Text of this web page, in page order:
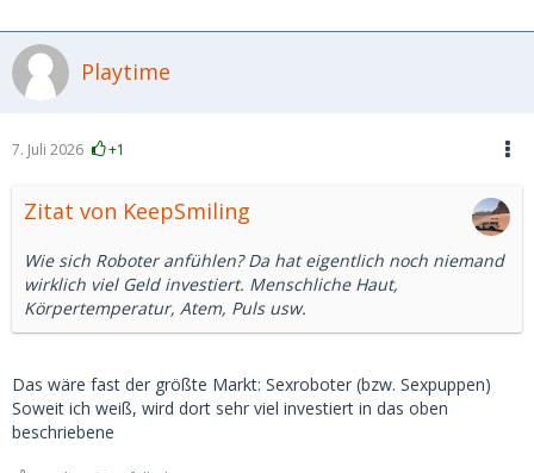
Playtime
7. Juli 2026 +1
Zitat von KeepSmiling
Wie sich Roboter anfühlen? Da hat eigentlich noch niemand
wirklich viel Geld investiert. Menschliche Haut,
Körpertemperatur, Atem, Puls usw.
Das wäre fast der größte Markt: Sexroboter (bzw. Sexpuppen)
Soweit ich weiß, wird dort sehr viel investiert in das oben
beschriebene